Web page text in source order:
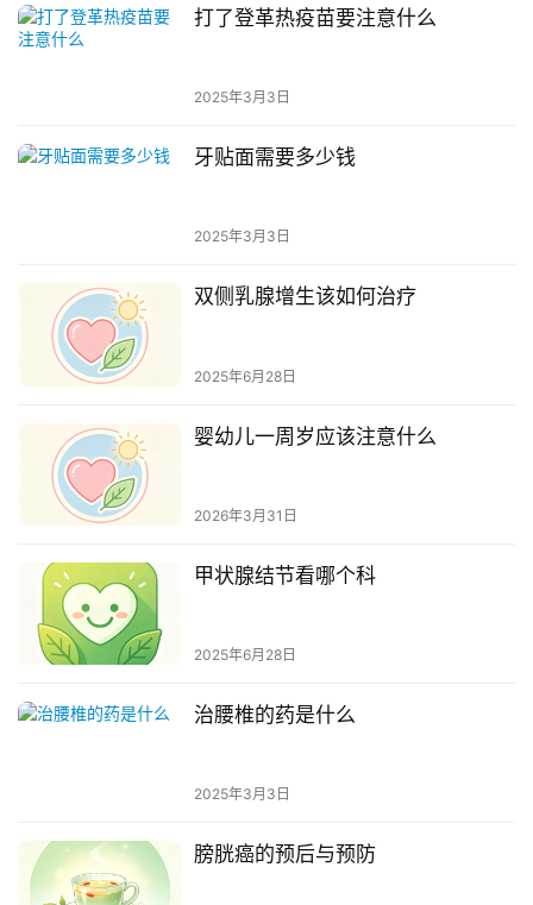
打了登革热疫苗要注意什么
2025年3月3日
牙贴面需要多少钱
2025年3月3日
双侧乳腺增生该如何治疗
2025年6月28日
婴幼儿一周岁应该注意什么
2026年3月31日
甲状腺结节看哪个科
2025年6月28日
治腰椎的药是什么
2025年3月3日
膀胱癌的预后与预防